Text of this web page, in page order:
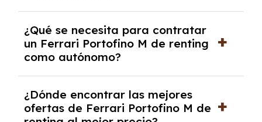
documentación financiera y, en algunos
casos, un informe de solvencia de la empresa
y un pago inicial.
¿Qué se necesita para contratar
un Ferrari Portofino M de renting
como autónomo?
autónomos, justificante de ingresos y, en
algunos casos, un informe fiscal y un pago
¿Dónde encontrar las mejores
ofertas de Ferrari Portofino M de